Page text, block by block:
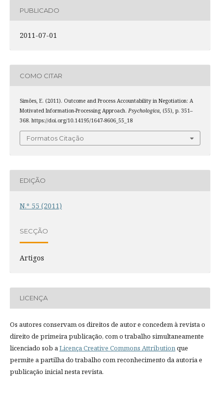
PUBLICADO
2011-07-01
COMO CITAR
Simões, E. (2011). Outcome and Process Accountability in Negotiation: A
Motivated Information-Processing Approach. Psychologica, (55), p. 351–
368. https://doi.org/10.14195/1647-8606_55_18
Formatos Citação
EDIÇÃO
N.º 55 (2011)
SECÇÃO
Artigos
LICENÇA
Os autores conservam os direitos de autor e concedem à revista o
direito de primeira publicação, com o trabalho simultaneamente
licenciado sob aLicença Creative Commons Attributionque
permite a partilha do trabalho com reconhecimento da autoria e
publicação inicial nesta revista.